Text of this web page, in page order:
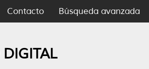
Contacto Búsqueda avanzada